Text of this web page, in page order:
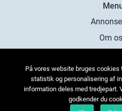
Om
På vores website bruges
statistik og personalisering af
information deles med tredjepart.
godkender du